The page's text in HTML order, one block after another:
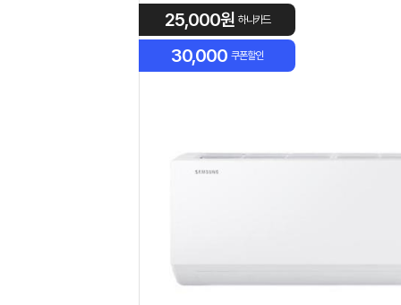
25,000원 하나카드
30,000 쿠폰할인